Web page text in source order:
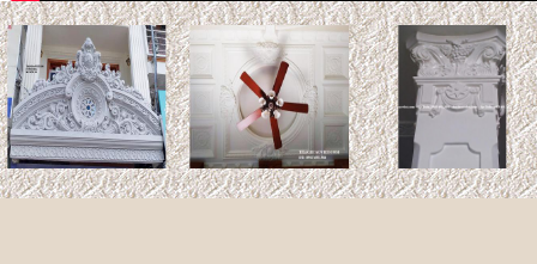
Gỗ Teak (gỗ Giá Tỵ) và gỗ sồi là
hai vật liệu tự nhiên phổ biến trong thiết kế nội thất và kiến
trúc. ...
Xem thêm >>
Cách tính chi phí xây biệt thự